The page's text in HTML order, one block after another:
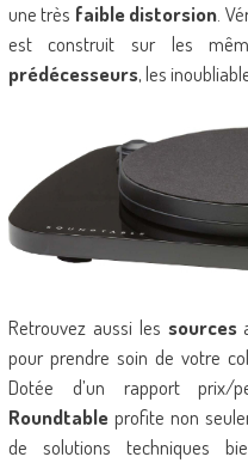
une très faible distorsion.
est construit sur les
prédécesseurs, les
Retrouvez aussi les sources
pour prendre soin de votre
Dotée d’un rapport prix/
Roundtableprofite non
de solutions techniques